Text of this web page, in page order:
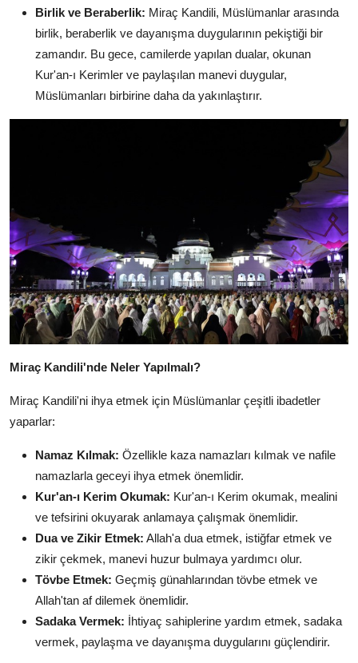
Birlik ve Beraberlik: Miraç Kandili, Müslümanlar arasında
birlik, beraberlik ve dayanışma duygularının pekiştiği bir
zamandır. Bu gece, camilerde yapılan dualar, okunan
Kur'an-ı Kerimler ve paylaşılan manevi duygular,
Müslümanları birbirine daha da yakınlaştırır.
Miraç Kandili'nde Neler Yapılmalı?
Miraç Kandili'ni ihya etmek için Müslümanlar çeşitli ibadetler
yaparlar:
Namaz Kılmak: Özellikle kaza namazları kılmak ve nafile
namazlarla geceyi ihya etmek önemlidir.
Kur'an-ı Kerim Okumak: Kur'an-ı Kerim okumak, mealini
ve tefsirini okuyarak anlamaya çalışmak önemlidir.
Dua ve Zikir Etmek: Allah'a dua etmek, istiğfar etmek ve
zikir çekmek, manevi huzur bulmaya yardımcı olur.
Tövbe Etmek: Geçmiş günahlarından tövbe etmek ve
Allah'tan af dilemek önemlidir.
Sadaka Vermek: İhtiyaç sahiplerine yardım etmek, sadaka
vermek, paylaşma ve dayanışma duygularını güçlendirir.